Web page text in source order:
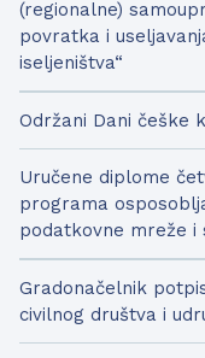
(regionalne)
povratka i
iseljeništva“
Održani Dani češke
Uručene diplome
programa
podatkovne mreže i
Gradonačelnik
civilnog društva i